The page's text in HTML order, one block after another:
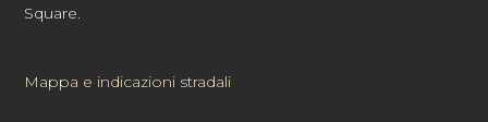
Square.
Mappa e indicazioni stradali